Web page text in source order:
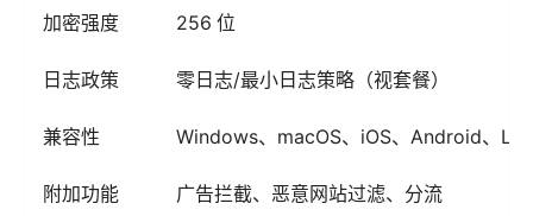
加密强度 256 位
日志政策 零日志/最小日志策略（视套餐）
兼容性 Windows、macOS、iOS、Android、
附加功能 广告拦截、恶意网站过滤、分流